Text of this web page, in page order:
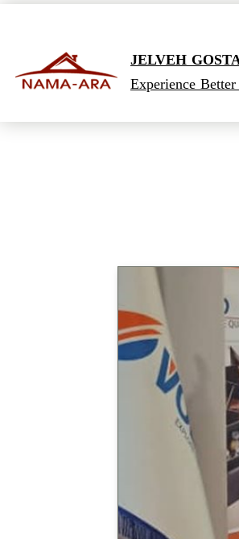
JELVEH
Experience